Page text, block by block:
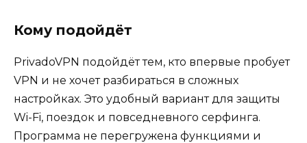
Кому подойдёт
PrivadoVPN подойдёт тем, кто впервые пробует
VPN и не хочет разбираться в сложных
настройках. Это удобный вариант для защиты
Wi-Fi, поездок и повседневного серфинга.
Программа не перегружена функциями и